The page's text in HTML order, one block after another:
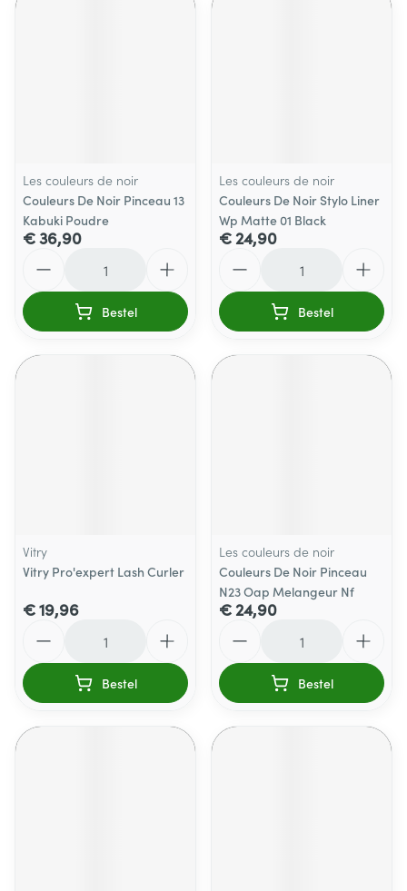
Les couleurs de noir
Couleurs De Noir Pinceau 13
Kabuki Poudre
€ 36,90
Bestel
Les couleurs de noir
Couleurs De Noir Stylo Liner
Wp Matte 01 Black
€ 24,90
Bestel
Vitry
Vitry Pro'expert Lash Curler
€ 19,96
Bestel
Les couleurs de noir
Couleurs De Noir Pinceau
N23 Oap Melangeur Nf
€ 24,90
Bestel